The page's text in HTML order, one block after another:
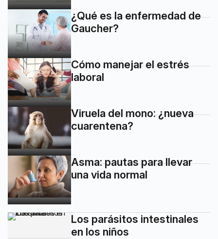
¿Qué es la enfermedad de
Gaucher?
Cómo manejar el estrés
laboral
Viruela del mono: ¿nueva
cuarentena?
Asma: pautas para llevar
una vida normal
Los parásitos intestinales
en los niños